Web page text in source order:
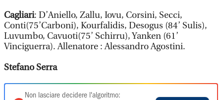
Cagliari: D’Aniello, Zallu, Iovu, Corsini, Secci,
Conti(75’Carboni), Kourfalidis, Desogus (84’ Sulis),
Luvumbo, Cavuoti(75’ Schirru), Yanken (61’
Vinciguerra). Allenatore : Alessandro Agostini.
Stefano Serra
Non lasciare decidere l'algoritmo: